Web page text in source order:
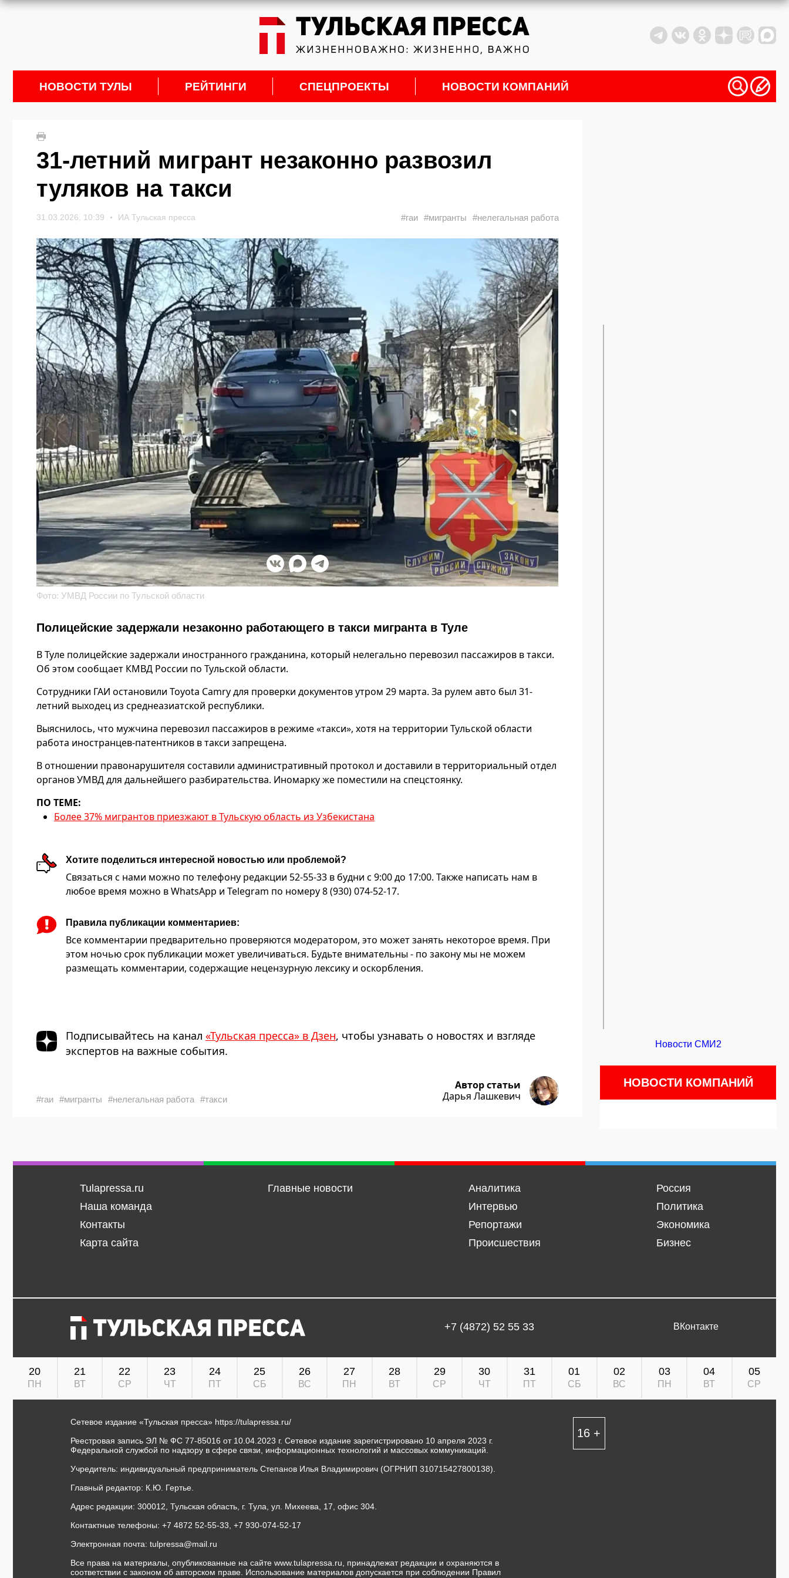
НОВОСТИ ТУЛЫ РЕЙТИНГИ СПЕЦПРОЕКТЫ НОВОСТИ КОМПАНИЙ
31-летний мигрант незаконно развозил
туляков на такси
31.03.2026, 10:39 ИА Тульская пресса #гаи #мигранты #нелегальная работа
Фото: УМВД России по Тульской области
Полицейские задержали незаконно работающего в такси мигранта в Туле
В Туле полицейские задержали иностранного гражданина, который нелегально перевозил пассажиров в такси.
Об этом сообщает КМВД России по Тульской области.
Сотрудники ГАИ остановили Toyota Camry для проверки документов утром 29 марта. За рулем авто был 31-
летний выходец из среднеазиатской республики.
Выяснилось, что мужчина перевозил пассажиров в режиме «такси», хотя на территории Тульской области
работа иностранцев-патентников в такси запрещена.
В отношении правонарушителя составили административный протокол и доставили в территориальный отдел
органов УМВД для дальнейшего разбирательства. Иномарку же поместили на спецстоянку.
ПО ТЕМЕ:
Более 37% мигрантов приезжают в Тульскую область из Узбекистана
Хотите поделиться интересной новостью или проблемой?
Связаться с нами можно по телефону редакции 52-55-33 в будни с 9:00 до 17:00. Также написать нам в
любое время можно в WhatsApp и Telegram по номеру 8 (930) 074-52-17.
Правила публикации комментариев:
Все комментарии предварительно проверяются модератором, это может занять некоторое время. При
этом ночью срок публикации может увеличиваться. Будьте внимательны - по закону мы не можем
размещать комментарии, содержащие нецензурную лексику и оскорбления.
Подписывайтесь на канал «Тульская пресса» в Дзен, чтобы узнавать о новостях и взгляде
экспертов на важные события.
#гаи #мигранты #нелегальная работа #такси
Автор статьи
Дарья Лашкевич
Новости СМИ2
НОВОСТИ КОМПАНИЙ
Tulapressa.ru
Наша команда
Контакты
Карта сайта
Главные новости
Аналитика
Интервью
Репортажи
Происшествия
Россия
Политика
Экономика
Бизнес
+7 (4872) 52 55 33 ВКонтакте
20
ПН
21
ВТ
22
СР
23
ЧТ
24
ПТ
25
СБ
26
ВС
27
ПН
28
ВТ
29
СР
30
ЧТ
31
ПТ
01
СБ
02
ВС
03
ПН
04
ВТ
05
СР
Сетевое издание «Тульская пресса» https://tulapressa.ru/
Реестровая запись ЭЛ № ФС 77-85016 от 10.04.2023 г. Сетевое издание зарегистрировано 10 апреля 2023 г.
Федеральной службой по надзору в сфере связи, информационных технологий и массовых коммуникаций.
Учредитель: индивидуальный предприниматель Степанов Илья Владимирович (ОГРНИП 310715427800138).
Главный редактор: К.Ю. Гертье.
Адрес редакции: 300012, Тульская область, г. Тула, ул. Михеева, 17, офис 304.
Контактные телефоны: +7 4872 52-55-33, +7 930-074-52-17
Электронная почта: tulpressa@mail.ru
Все права на материалы, опубликованные на сайте www.tulapressa.ru, принадлежат редакции и охраняются в
соответствии с законом об авторском праве. Использование материалов допускается при соблюдении Правил
16 +